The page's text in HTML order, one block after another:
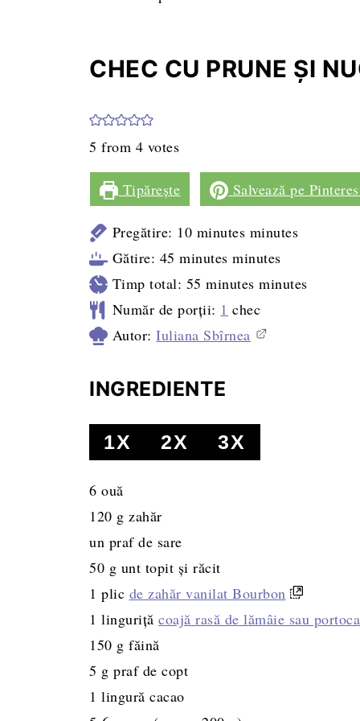
CHEC CU PRUNE ȘI
5 from 4 votes
Tipărește Salvează pe
Pregătire: 10 minutes minutes
Gătire: 45 minutes minutes
Timp total: 55 minutes minutes
Număr de porții: 1 chec
Autor:Iuliana Sbîrnea
INGREDIENTE
1X 2X 3X
6 ouă
120 g zahăr
un praf de sare
50 g unt topit și răcit
1 plic de zahăr vanilat Bourbon
1 linguriță coajă rasă de lămâie sau
150 g făină
5 g praf de copt
1 lingură cacao